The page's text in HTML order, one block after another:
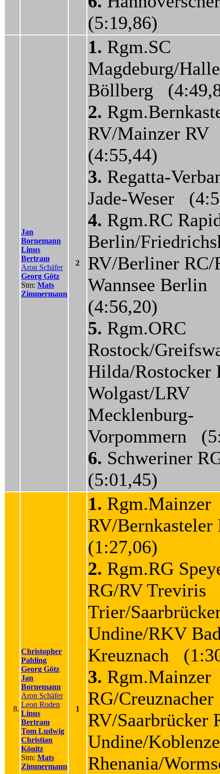
(5:19,86)
Jan
Bornemann
Linus
Bertram
Aron Schäfer
Georg Götz
Stm: Mats
Zimmermann
2
1. Rgm.SC
Magdeburg/
Böllberg
2.
RV/Mainzer RV
(4:55,44)
3. Regatta-
Jade-Weser
4. Rgm.RC
Berlin/
RV/Berliner RC/
Wannsee Berlin
(4:56,20)
5. Rgm.ORC
Rostock/
Hilda/Rostocker
Wolgast/LRV
Mecklenburg-
Vorpommern
6. Schweriner
(5:01,45)
8.
Christopher
Pahling
Georg Götz
Jan
Bornemann
Aron Schäfer
Leon Roden
Linus
Bertram
Tom Ludwig
Christian
Könitz
Stm: Mats
Zimmermann
1
1. Rgm.Mainzer
RV/
(1:27,06)
2. Rgm.RG
RG/RV Treviris
Trier/
Undine/RKV
Kreuznach
3. Rgm.Mainzer
RG/Creuznacher
RV/Saarbrücker
Undine/
Rhenania/